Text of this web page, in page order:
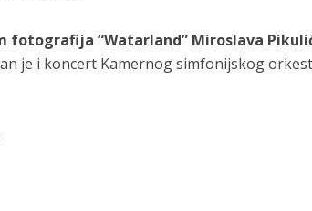
fotografija “Watarland” Miroslava
je i koncert Kamernog simfonijskog